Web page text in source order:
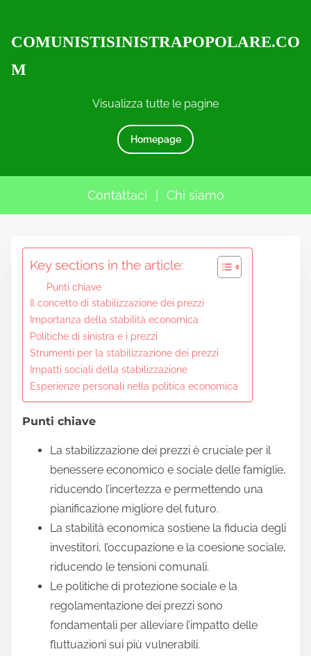
Visualizza tutte le pagine
COMUNISTISINISTRAPOPOLARE.CO
M
Homepage
Contattaci | Chi siamo
Key sections in the article:
Punti chiave
Il concetto di stabilizzazione dei prezzi
Importanza della stabilità economica
Politiche di sinistra e i prezzi
Strumenti per la stabilizzazione dei prezzi
Impatti sociali della stabilizzazione
Esperienze personali nella politica economica
Punti chiave
La stabilizzazione dei prezzi è cruciale per il
benessere economico e sociale delle famiglie,
riducendo l’incertezza e permettendo una
pianificazione migliore del futuro.
La stabilità economica sostiene la fiducia degli
investitori, l’occupazione e la coesione sociale,
riducendo le tensioni comunali.
Le politiche di protezione sociale e la
regolamentazione dei prezzi sono
fondamentali per alleviare l’impatto delle
fluttuazioni sui più vulnerabili.